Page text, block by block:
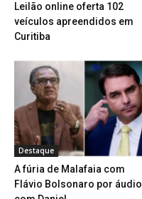
Leilão online oferta 102
veículos apreendidos em
Curitiba
Destaque
A fúria de Malafaia com
Flávio Bolsonaro por áudio